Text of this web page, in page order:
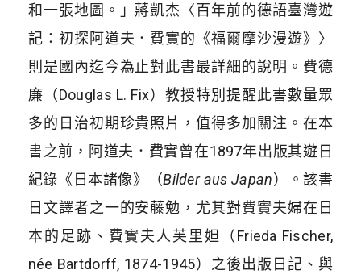
和一張地圖。」蔣凱杰〈百年前的德語臺灣遊
記：初探阿道夫．費實的《福爾摩沙漫遊》〉
則是國內迄今為止對此書最詳細的說明。費德
廉（Douglas L. Fix）教授特別提醒此書數量眾
多的日治初期珍貴照片，值得多加關注。在本
書之前，阿道夫．費實曾在1897年出版其遊日
紀錄《日本諸像》（Bilder aus Japan）。該書
日文譯者之一的安藤勉，尤其對費實夫婦在日
本的足跡、費實夫人芙里妲（Frieda Fischer,
née Bartdorff, 1874-1945）之後出版日記、與